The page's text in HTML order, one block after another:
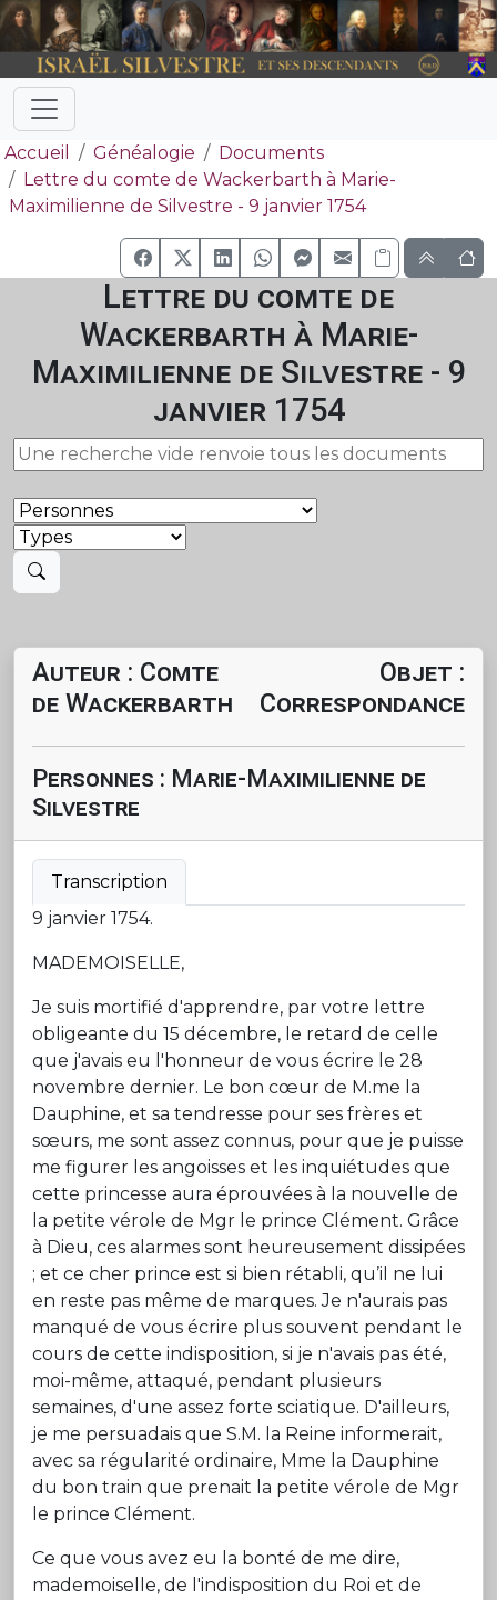
Accueil Généalogie
Documents
Lettre du comte de Wackerbarth à Marie-
Maximilienne de Silvestre - 9 janvier 1754
Lettre du comte de
Wackerbarth à Marie-
Maximilienne de Silvestre - 9
janvier 1754
Auteur : Comte
de Wackerbarth
Objet :
Correspondance
Personnes : Marie-Maximilienne de
Silvestre
Transcription
9 janvier 1754.
MADEMOISELLE,
Je suis mortifié d'apprendre, par votre lettre
obligeante du 15 décembre, le retard de celle
que j'avais eu l'honneur de vous écrire le 28
novembre dernier. Le bon cœur de M.me la
Dauphine, et sa tendresse pour ses frères et
sœurs, me sont assez connus, pour que je puisse
me figurer les angoisses et les inquiétudes que
cette princesse aura éprouvées à la nouvelle de
la petite vérole de Mgr le prince Clément. Grâce
à Dieu, ces alarmes sont heureusement dissipées
; et ce cher prince est si bien rétabli, qu’il ne lui
en reste pas même de marques. Je n'aurais pas
manqué de vous écrire plus souvent pendant le
cours de cette indisposition, si je n'avais pas été,
moi-même, attaqué, pendant plusieurs
semaines, d'une assez forte sciatique. D'ailleurs,
je me persuadais que S.M. la Reine informerait,
avec sa régularité ordinaire, Mme la Dauphine
du bon train que prenait la petite vérole de Mgr
le prince Clément.
Ce que vous avez eu la bonté de me dire,
mademoiselle, de l'indisposition du Roi et de